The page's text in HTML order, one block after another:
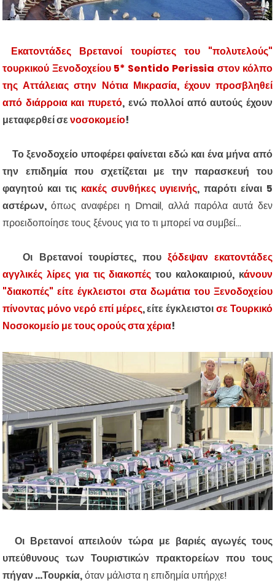
Εκατοντάδες Βρετανοί τουρίστες του "πολυτελούς"
τουρκικού Ξενοδοχείου 5* Sentido Perissia στον κόλπο
της Αττάλειας στην Νότια Μικρασία, έχουν προσβληθεί
από διάρροια και πυρετό, ενώ πολλοί από αυτούς έχουν
μεταφερθεί σενοσοκομείο!
Το ξενοδοχείο υποφέρει φαίνεται εδώ και ένα μήνα από
την επιδημία που σχετίζεται με την παρασκευή του
φαγητού και τις κακές συνθήκες υγιεινής, παρότι είναι 5
αστέρων,όπως αναφέρει η Dmail, αλλά παρόλα αυτά δεν
προειδοποίησε τους ξένους για το τι μπορεί να συμβεί...
Οι Βρετανοί τουρίστες, που ξόδεψαν εκατοντάδες
αγγλικές λίρες για τις διακοπές του καλοκαιριού, κάνουν
"διακοπές" είτε έγκλειστοι στα δωμάτια του Ξενοδοχείου
πίνοντας μόνο νερό επί μέρες, είτε έγκλειστοισε Τουρκικό
Νοσοκομείο με τους ορούς στα χέρια!
Οι Βρετανοί απειλούν τώρα με βαριές αγωγές τους
υπεύθυνους των Τουριστικών πρακτορείων που τους
πήγαν ...Τουρκία,όταν μάλιστα η επιδημία υπήρχε!